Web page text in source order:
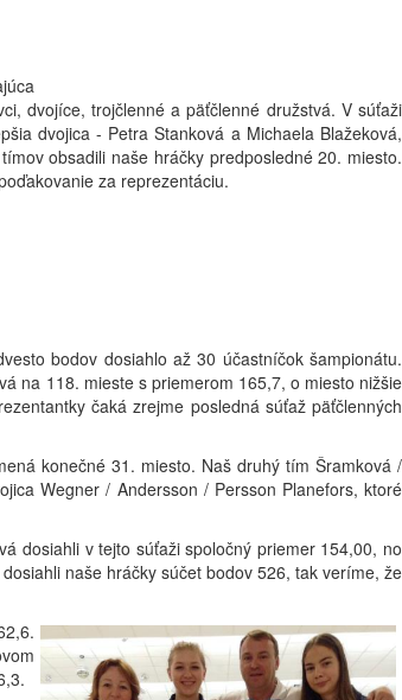
dvojíce, trojčlenné a päťčlenné družstvá. V súťaži
dvojica - Petra Stanková a Michaela Blažeková,
obsadili naše hráčky predposledné 20. miesto.
za reprezentáciu.
bodov dosiahlo až 30 účastníčok šampionátu.
na 118. mieste s priemerom 165,7, o miesto nižšie
čaká zrejme posledná súťaž päťčlenných
konečné 31. miesto. Naš druhý tím Šramková /
Wegner / Andersson / Persson Planefors, ktoré
dosiahli v tejto súťaži spoločný priemer 154,00, no
naše hráčky súčet bodov 526, tak veríme, že